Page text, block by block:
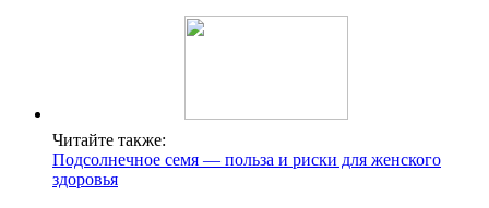
Читайте также:
Подсолнечное семя — польза и риски для женского
здоровья